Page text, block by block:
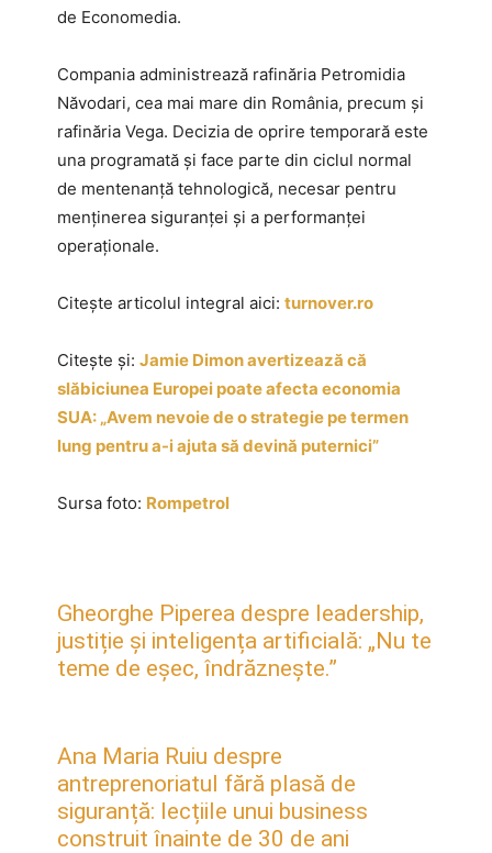
de Economedia.
Compania administrează rafinăria Petromidia
Năvodari, cea mai mare din România, precum și
rafinăria Vega. Decizia de oprire temporară este
una programată și face parte din ciclul normal
de mentenanță tehnologică, necesar pentru
menținerea siguranței și a performanței
operaționale.
Citește articolul integral aici: turnover.ro
Citește și: Jamie Dimon avertizează că
slăbiciunea Europei poate afecta economia
SUA: „Avem nevoie de o strategie pe termen
lung pentru a-i ajuta să devină puternici”
Sursa foto: Rompetrol
Gheorghe Piperea despre leadership,
justiție și inteligența artificială: „Nu te
teme de eșec, îndrăznește.”
Ana Maria Ruiu despre
antreprenoriatul fără plasă de
siguranță: lecțiile unui business
construit înainte de 30 de ani